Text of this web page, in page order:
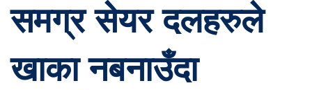
समग्र सेयर दलहरुले
खाका नबनाउँदा